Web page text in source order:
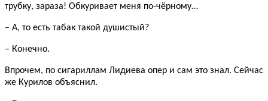
трубку, зараза! Обкуривает меня по-чёрному…
– А, то есть табак такой душистый?
– Конечно.
Впрочем, по сигариллам Лидиева опер и сам это знал. Сейчас
же Курилов объяснил.